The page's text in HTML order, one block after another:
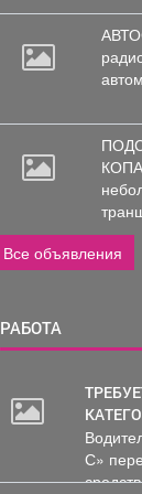
Все объявления
РАБОТА
ТРЕБУЕТСЯ - ВОДИТЕЛИ
С»